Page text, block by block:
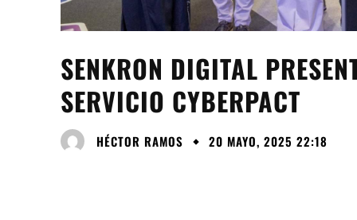
SENKRON DIGITAL
SERVICIO CYBERPACT
HÉCTOR RAMOS 20 MAYO, 2025 22:18